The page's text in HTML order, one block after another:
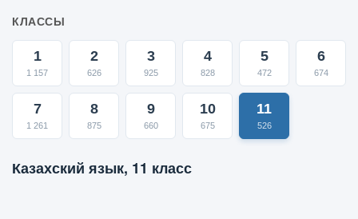
КЛАССЫ
1
1 157
2
626
3
925
4
828
5
472
6
674
7
1 261
8
875
9
660
10
675
11
526
Казахский язык, 11 класс